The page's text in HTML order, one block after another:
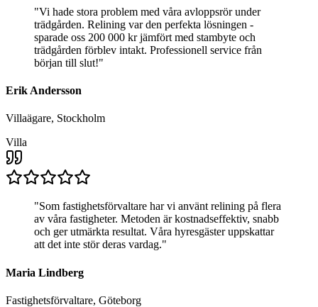
"Vi hade stora problem med våra avloppsrör under
trädgården. Relining var den perfekta lösningen -
sparade oss 200 000 kr jämfört med stambyte och
trädgården förblev intakt. Professionell service från
början till slut!"
Erik Andersson
Villaägare, Stockholm
Villa
"Som fastighetsförvaltare har vi använt relining på flera
av våra fastigheter. Metoden är kostnadseffektiv, snabb
och ger utmärkta resultat. Våra hyresgäster uppskattar
att det inte stör deras vardag."
Maria Lindberg
Fastighetsförvaltare, Göteborg